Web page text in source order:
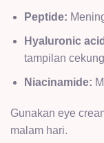
Peptide:
Hyaluronic
tampilan cekung
Niacinamide:
Gunakan eye
malam hari.